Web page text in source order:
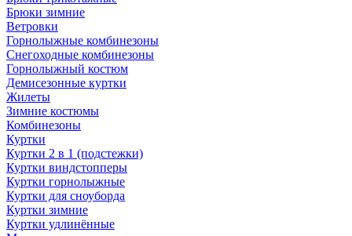
Брюки зимние
Ветровки
Горнолыжные комбинезоны
Снегоходные комбинезоны
Горнолыжный костюм
Демисезонные куртки
Жилеты
Зимние костюмы
Комбинезоны
Куртки
Куртки 2 в 1 (подстежки)
Куртки виндстопперы
Куртки горнолыжные
Куртки для сноуборда
Куртки зимние
Куртки удлинённые